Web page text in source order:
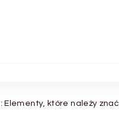
Elementy, które należy znać